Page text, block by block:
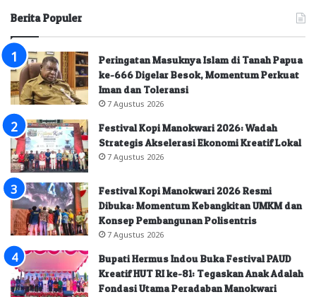
Berita Populer
Peringatan Masuknya Islam di Tanah Papua
ke-666 Digelar Besok, Momentum Perkuat
Iman dan Toleransi
7 Agustus 2026
Festival Kopi Manokwari 2026: Wadah
Strategis Akselerasi Ekonomi Kreatif Lokal
7 Agustus 2026
Festival Kopi Manokwari 2026 Resmi
Dibuka: Momentum Kebangkitan UMKM dan
Konsep Pembangunan Polisentris
7 Agustus 2026
Bupati Hermus Indou Buka Festival PAUD
Kreatif HUT RI ke-81: Tegaskan Anak Adalah
Fondasi Utama Peradaban Manokwari